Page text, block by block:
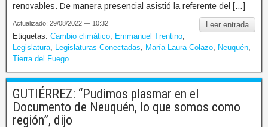
renovables. De manera presencial asistió la referente del […]
Leer entrada
Actualizado: 29/08/2022 — 10:32
Etiquetas: Cambio climático Emmanuel Trentino
Legislatura
Legislaturas Conectadas María Laura Colazo Neuquén
Tierra del Fuego
GUTIÉRREZ: “Pudimos plasmar en el
Documento de Neuquén, lo que somos como
región”, dijo